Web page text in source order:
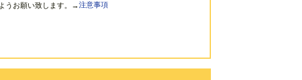
うお願い致します。→注意事項